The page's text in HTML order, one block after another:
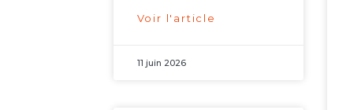
Voir l'article
11 juin 2026